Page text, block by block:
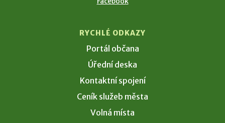
RYCHLÉ ODKAZY
Portál občana
Úřední deska
Kontaktní spojení
Ceník služeb města
Volná místa